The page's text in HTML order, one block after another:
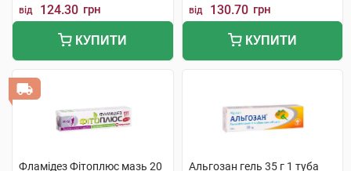
від 124.30 грн
КУПИТИ
від 130.70 грн
КУПИТИ
Фламідез Фітоплюс мазь 20
Альгозан гель 35 г 1 туба